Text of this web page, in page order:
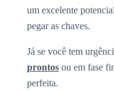
um excelente
pegar as chaves.
Já se você tem
prontos ou em fase
perfeita.